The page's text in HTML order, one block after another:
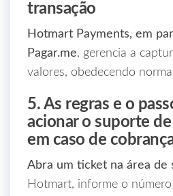
transação
Hotmart Payments, em
Pagar.me, gerencia a
valores, obedecendo
5. As regras e o
acionar o suporte
em caso de
Abra um ticket na área de
Hotmart, informe o